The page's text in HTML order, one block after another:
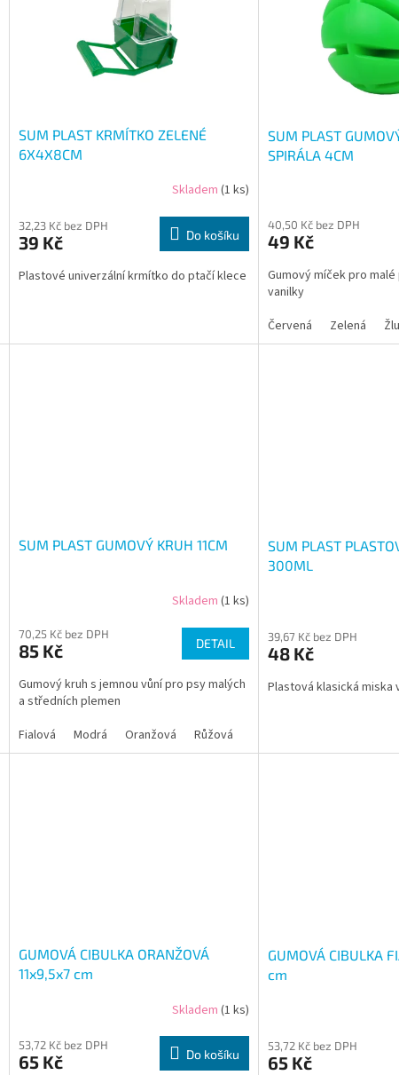
SUM PLAST KRMÍTKO ZELENÉ
6X4X8CM
Skladem (1 ks)
32,23 Kč bez DPH
39 Kč Do košíku
Plastové univerzální krmítko do ptačí klece
SUM PLAST
SPIRÁLA 4CM
40,50 Kč bez DPH
49 Kč
Gumový míček pro
vanilky
Červená
Zelená
SUM PLAST GUMOVÝ KRUH 11CM
Skladem (1 ks)
70,25 Kč bez DPH
85 Kč DETAIL
Gumový kruh s jemnou vůní pro psy malých
a středních plemen
Fialová
Modrá Oranžová Růžová
SUM PLAST
300ML
39,67 Kč bez DPH
48 Kč
Plastová klasická miska
GUMOVÁ CIBULKA ORANŽOVÁ
11x9,5x7 cm
Skladem (1 ks)
53,72 Kč bez DPH
65 Kč Do košíku
GUMOVÁ CIBULKA
cm
53,72 Kč bez DPH
65 Kč